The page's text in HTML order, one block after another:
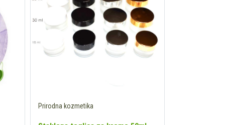
Prirodna kozmetika